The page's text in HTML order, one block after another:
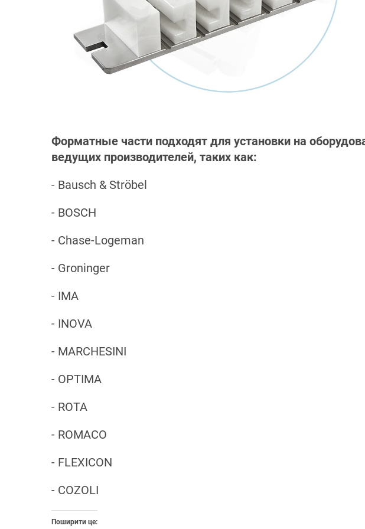
Форматные части подходят для установки на
ведущих производителей, таких как:
- Bausch & Ströbel
- BOSCH
- Chase-Logeman
- Groninger
- IMA
- INOVA
- MARCHESINI
- OPTIMA
- ROTA
- ROMACO
- FLEXICON
- COZOLI
Поширити це: